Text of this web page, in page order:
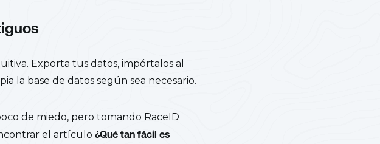
Exporta tus datos, impórtalos al
la base de datos según sea necesario.
de miedo, pero tomando RaceID
el artículo ¿Qué tan fácil es